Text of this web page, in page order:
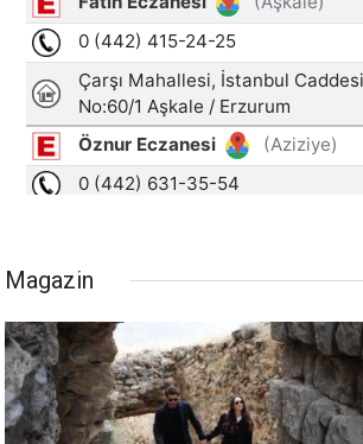
Magazin